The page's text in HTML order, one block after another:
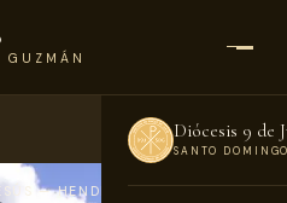
GUZMÁN
Diócesis 9 de
SANTO
— HENDERSON